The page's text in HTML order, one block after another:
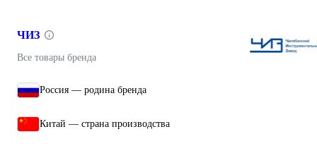
ЧИЗ
Все товары бренда
Россия — родина бренда
Китай — страна производства